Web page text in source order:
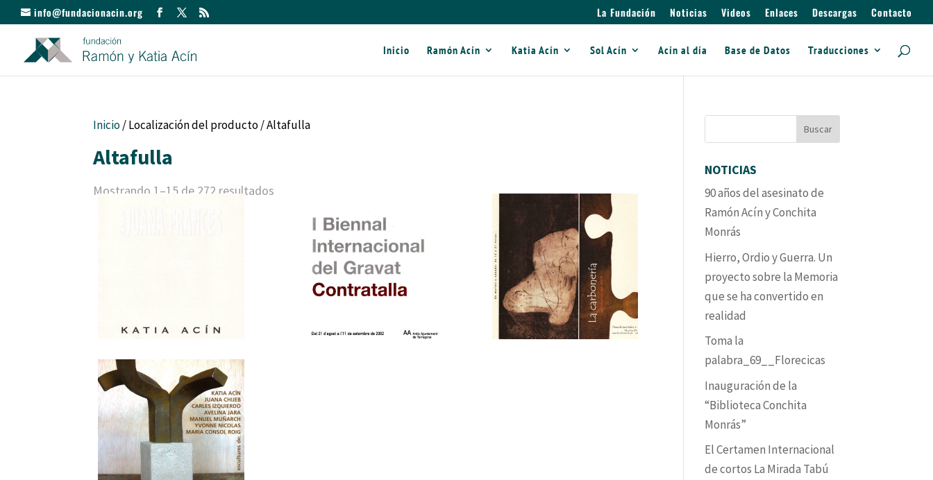
info@fundacionacin.org La Fundación Noticias Videos Enlaces Descargas Contacto
Inicio Ramón Acín Katia Acín Sol Acín Acín al día Base de Datos Traducciones
Inicio/ Localización del producto / Altafulla
Altafulla
Mostrando 1–15 de 272 resultados
NOTICIAS
90 años del asesinato de
Ramón Acín y Conchita
Monrás
Hierro, Ordio y Guerra. Un
proyecto sobre la Memoria
que se ha convertido en
realidad
Toma la
palabra_69__Florecicas
Inauguración de la
“Biblioteca Conchita
Monrás”
El Certamen Internacional
de cortos La Mirada Tabú